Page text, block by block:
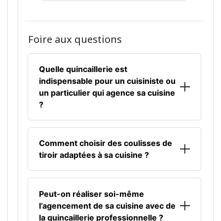
Foire aux questions
Quelle quincaillerie est
indispensable pour un cuisiniste ou
un particulier qui agence sa cuisine
?
Pour bien équiper une cuisine, on commence
par l’essentiel : descharnièresavec
amortisseur pour lesportes de placard
, des
accéder facilement au fond d’untiroir de
cuisine , et des systèmes d’
discrets pour monter proprement chaque
caisson. Viennent ensuite les finitions utiles au
Comment choisir des coulisses de
tiroir adaptées à sa cuisine ?
Le bon choix dépend surtout de deux points :
la charge à supporter, souvent 30, 40 ou 65
kg selon les modèles, et la profondeur du
tiroir de cuisine. Pour un usage confortable,
Peut-on réaliser soi-même
l’agencement de sa cuisine avec de
la quincaillerie professionnelle ?